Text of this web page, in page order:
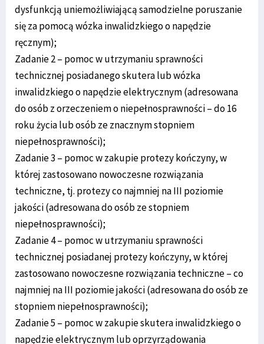
dysfunkcją uniemożliwiającą samodzielne poruszanie
się za pomocą wózka inwalidzkiego o napędzie
ręcznym);
Zadanie 2 – pomoc w utrzymaniu sprawności
technicznej posiadanego skutera lub wózka
inwalidzkiego o napędzie elektrycznym (adresowana
do osób z orzeczeniem o niepełnosprawności – do 16
roku życia lub osób ze znacznym stopniem
niepełnosprawności);
Zadanie 3 – pomoc w zakupie protezy kończyny, w
której zastosowano nowoczesne rozwiązania
techniczne, tj. protezy co najmniej na III poziomie
jakości (adresowana do osób ze stopniem
niepełnosprawności);
Zadanie 4 – pomoc w utrzymaniu sprawności
technicznej posiadanej protezy kończyny, w której
zastosowano nowoczesne rozwiązania techniczne – co
najmniej na III poziomie jakości (adresowana do osób ze
stopniem niepełnosprawności);
Zadanie 5 – pomoc w zakupie skutera inwalidzkiego o
napędzie elektrycznym lub oprzyrządowania